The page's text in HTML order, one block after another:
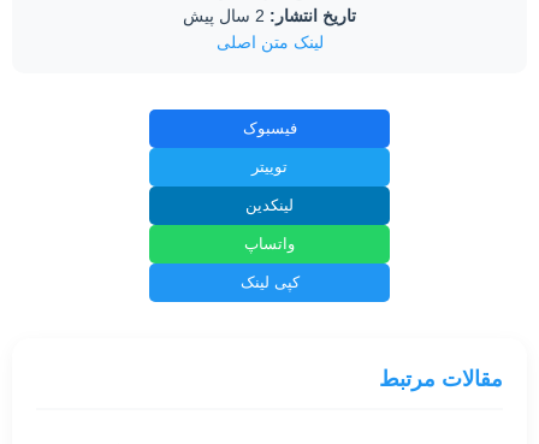
تاریخ انتشار:
لینک متن اصلی
فیسبوک
توییتر
لینکدین
واتساپ
کپی لینک
مقالات مرتبط